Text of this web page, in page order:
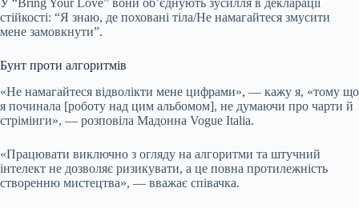
У “Bring Your Love” вони об’єднують зусилля в декларації
стійкості: “Я знаю, де поховані тіла/Не намагайтеся змусити
мене замовкнути”.
Бунт проти алгоритмів
«Не намагайтеся відволікти мене цифрами», — кажу я, «тому що
я починала [роботу над цим альбомом], не думаючи про чарти й
стрімінги», — розповіла Мадонна Vogue Italia.
«Працювати виключно з огляду на алгоритми та штучний
інтелект не дозволяє ризикувати, а це повна протилежність
створенню мистецтва», — вважає співачка.